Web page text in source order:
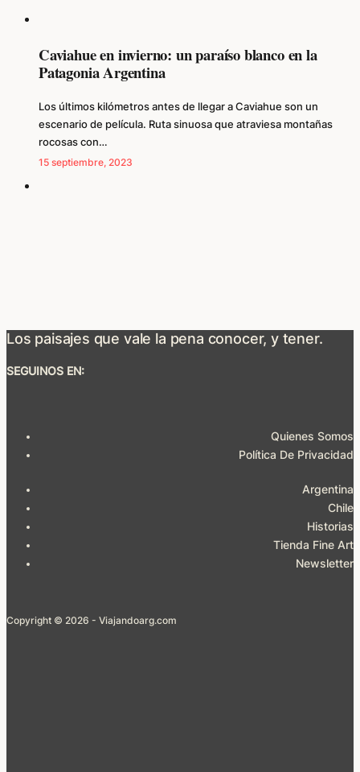
Caviahue en invierno: un paraíso blanco en la
Patagonia Argentina
Los últimos kilómetros antes de llegar a Caviahue son un
escenario de película. Ruta sinuosa que atraviesa montañas
rocosas con…
15 septiembre, 2023
Los paisajes que vale la pena conocer, y tener.
SEGUINOS EN:
Quienes Somos
Política De Privacidad
Argentina
Chile
Historias
Tienda Fine Art
Newsletter
Copyright © 2026 - Viajandoarg.com